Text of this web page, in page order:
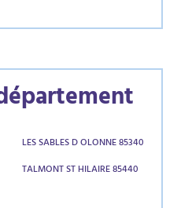
LES SABLES D OLONNE 85340
TALMONT ST HILAIRE 85440